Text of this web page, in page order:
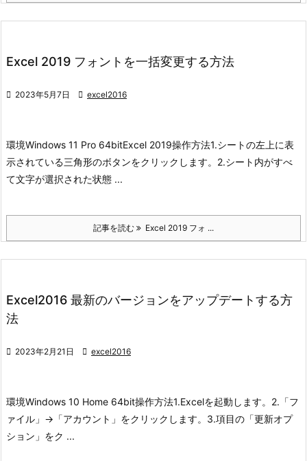
Excel 2019 フォントを一括変更する方法
 2023年5月7日  excel2016
環境Windows 11 Pro 64bitExcel 2019操作方法1.シートの左上に表
示されている三角形のボタンをクリックします。 2.シート内がすべ
て文字が選択された状態 ...
記事を読む Excel 2019 フォ ...
Excel2016 最新のバージョンをアップデートする方
法
 2023年2月21日  excel2016
環境Windows 10 Home 64bit操作方法1.Excelを起動します。 2.「フ
ァイル」->「アカウント」をクリックします。 3.項目の「更新オプ
ション」をク ...